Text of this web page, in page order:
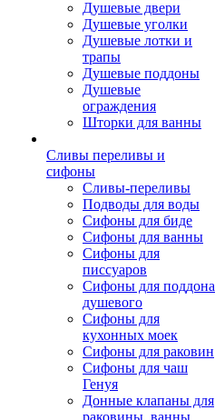
Душевые двери
Душевые уголки
Душевые лотки и
трапы
Душевые поддоны
Душевые
ограждения
Шторки для ванны
Сливы переливы и
сифоны
Сливы-переливы
Подводы для воды
Сифоны для биде
Сифоны для ванны
Сифоны для
писсуаров
Сифоны для поддона
душевого
Сифоны для
кухонных моек
Сифоны для раковин
Сифоны для чаш
Генуя
Донные клапаны для
раковины, ванны